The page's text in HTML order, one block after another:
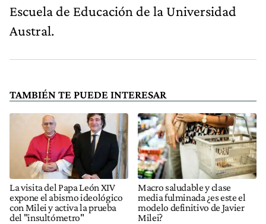
Escuela de Educación de la Universidad
Austral.
TAMBIÉN TE PUEDE INTERESAR
La visita del Papa León XIV
expone el abismo ideológico
con Milei y activa la prueba
del "insultómetro"
Macro saludable y clase
media fulminada ¿es este el
modelo definitivo de Javier
Milei?